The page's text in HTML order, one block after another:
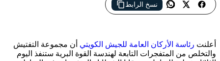
نسخ الرابط
الجيش الكويتي ينفذ عملية للتعامل مع بقايا الشظايا والمتفجرات
أعلنت رئاسة الأركان العامة للجيش الكويتي أن مجموعة التفتيش
والتخلص من المتفجرات التابعة لهندسة القوة البرية ستنفذ اليوم